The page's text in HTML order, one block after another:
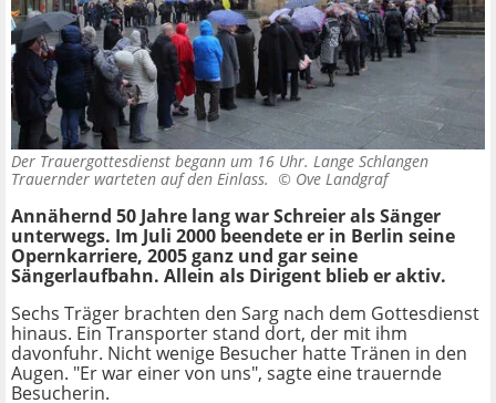
Der Trauergottesdienst begann um 16 Uhr. Lange Schlangen
Trauernder warteten auf den Einlass. © Ove Landgraf
Annähernd 50 Jahre lang war Schreier als Sänger
unterwegs. Im Juli 2000 beendete er in Berlin seine
Opernkarriere, 2005 ganz und gar seine
Sängerlaufbahn. Allein als Dirigent blieb er aktiv.
Sechs Träger brachten den Sarg nach dem Gottesdienst
hinaus. Ein Transporter stand dort, der mit ihm
davonfuhr. Nicht wenige Besucher hatte Tränen in den
Augen. "Er war einer von uns", sagte eine trauernde
Besucherin.